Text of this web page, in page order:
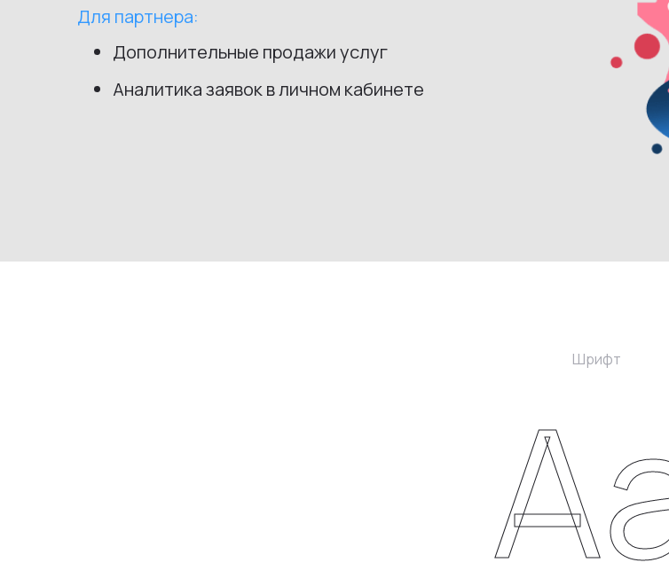
Для партнера:
Дополнительные продажи услуг
Аналитика заявок в личном кабинете
Шрифт